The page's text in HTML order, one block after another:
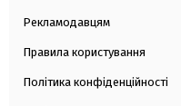
Рекламодавцям
Правила користування
Політика конфіденційності